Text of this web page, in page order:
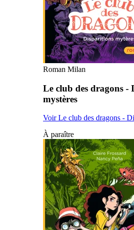
Roman Milan
Le club des dragons -
mystères
Voir Le club des dragons -
À paraître